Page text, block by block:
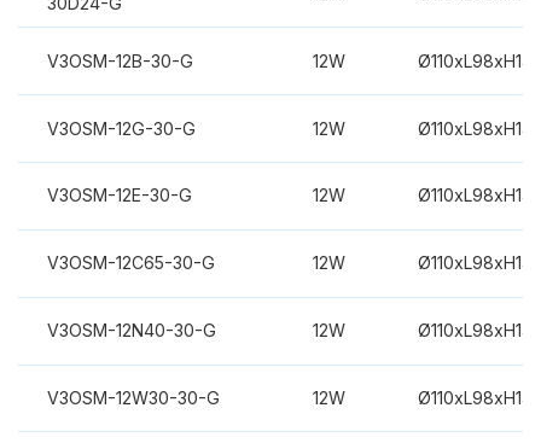
V3OSM-12B-30-G 12W
V3OSM-12G-30-G 12W
V3OSM-12E-30-G 12W
V3OSM-12C65-30-G 12W
V3OSM-12N40-30-G 12W
V3OSM-12W30-30-G 12W